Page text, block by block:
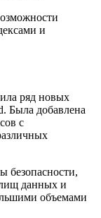
и
ряд новых
Была добавлена
с
безопасности,
данных и
объемами